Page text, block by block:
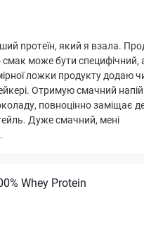
протеїн, який я взала.
може бути специфічний,
ложки продукту додаю
Отримую смачний
повноцінно заміщає
Дуже смачний, мені
Whey Protein